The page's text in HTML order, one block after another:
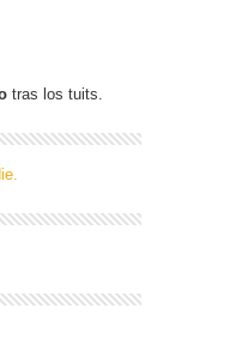
tras los tuits.